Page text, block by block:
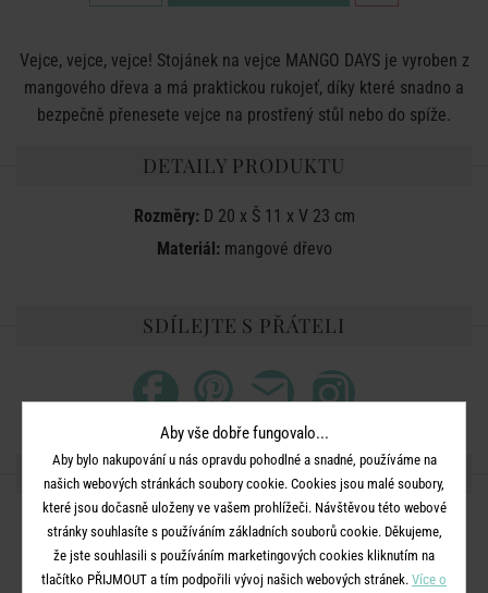
Vejce, vejce, vejce! Stojánek na vejce MANGO DAYS je vyroben z
mangového dřeva a má praktickou rukojeť, díky které snadno a
bezpečně přenesete vejce na prostřený stůl nebo do spíže.
DETAILY PRODUKTU
Rozměry:D 20 x Š 11 x V 23 cm
Materiál:mangové dřevo
SDÍLEJTE S PŘÁTELI
DALŠÍ PRODUKTY ZE SÉRIE
Aby vše dobře fungovalo...
Aby bylo nakupování u nás opravdu pohodlné a snadné, používáme na
našich webových stránkách soubory cookie. Cookies jsou malé soubory,
které jsou dočasně uloženy ve vašem prohlížeči. Návštěvou této webové
stránky souhlasíte s používáním základních souborů cookie. Děkujeme,
že jste souhlasili s používáním marketingových cookies kliknutím na
tlačítko PŘIJMOUT a tím podpořili vývoj našich webových stránek. Více o